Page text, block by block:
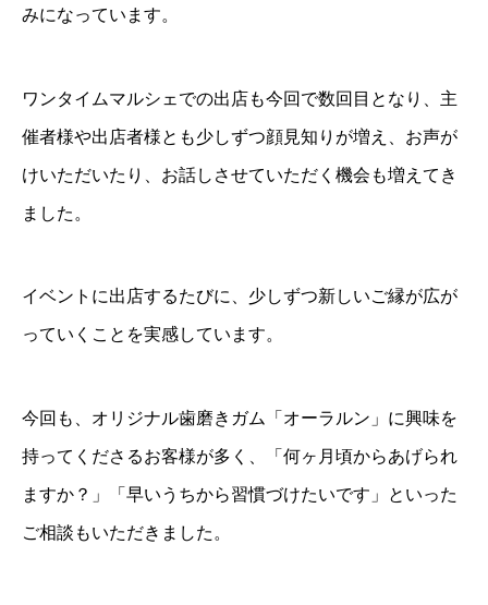
みになっています。
ワンタイムマルシェでの出店も今回で数回目となり、主
催者様や出店者様とも少しずつ顔見知りが増え、お声が
けいただいたり、お話しさせていただく機会も増えてき
ました。
イベントに出店するたびに、少しずつ新しいご縁が広が
っていくことを実感しています。
今回も、オリジナル歯磨きガム「オーラルン」に興味を
持ってくださるお客様が多く、「何ヶ月頃からあげられ
ますか？」「早いうちから習慣づけたいです」といった
ご相談もいただきました。